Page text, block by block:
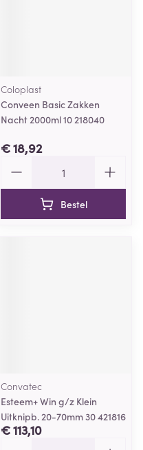
Coloplast
Conveen Basic Zakken
Nacht 2000ml 10 218040
€ 18,92
Bestel
Convatec
Esteem+ Win g/z Klein
Uitknipb. 20-70mm 30 421816
€ 113,10